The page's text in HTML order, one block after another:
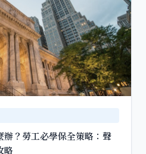
辦？勞工必學保全策略：聲
略